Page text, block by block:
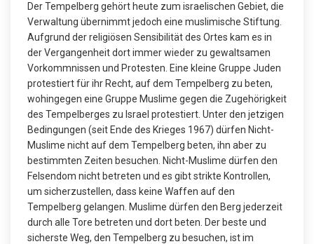
Der Tempelberg gehört heute zum israelischen Gebiet, die
Verwaltung übernimmt jedoch eine muslimische Stiftung.
Aufgrund der religiösen Sensibilität des Ortes kam es in
der Vergangenheit dort immer wieder zu gewaltsamen
Vorkommnissen und Protesten. Eine kleine Gruppe Juden
protestiert für ihr Recht, auf dem Tempelberg zu beten,
wohingegen eine Gruppe Muslime gegen die Zugehörigkeit
des Tempelberges zu Israel protestiert. Unter den jetzigen
Bedingungen (seit Ende des Krieges 1967) dürfen Nicht-
Muslime nicht auf dem Tempelberg beten, ihn aber zu
bestimmten Zeiten besuchen. Nicht-Muslime dürfen den
Felsendom nicht betreten und es gibt strikte Kontrollen,
um sicherzustellen, dass keine Waffen auf den
Tempelberg gelangen. Muslime dürfen den Berg jederzeit
durch alle Tore betreten und dort beten. Der beste und
sicherste Weg, den Tempelberg zu besuchen, ist im